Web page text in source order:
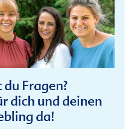
du Fragen?
dich und deinen
da!